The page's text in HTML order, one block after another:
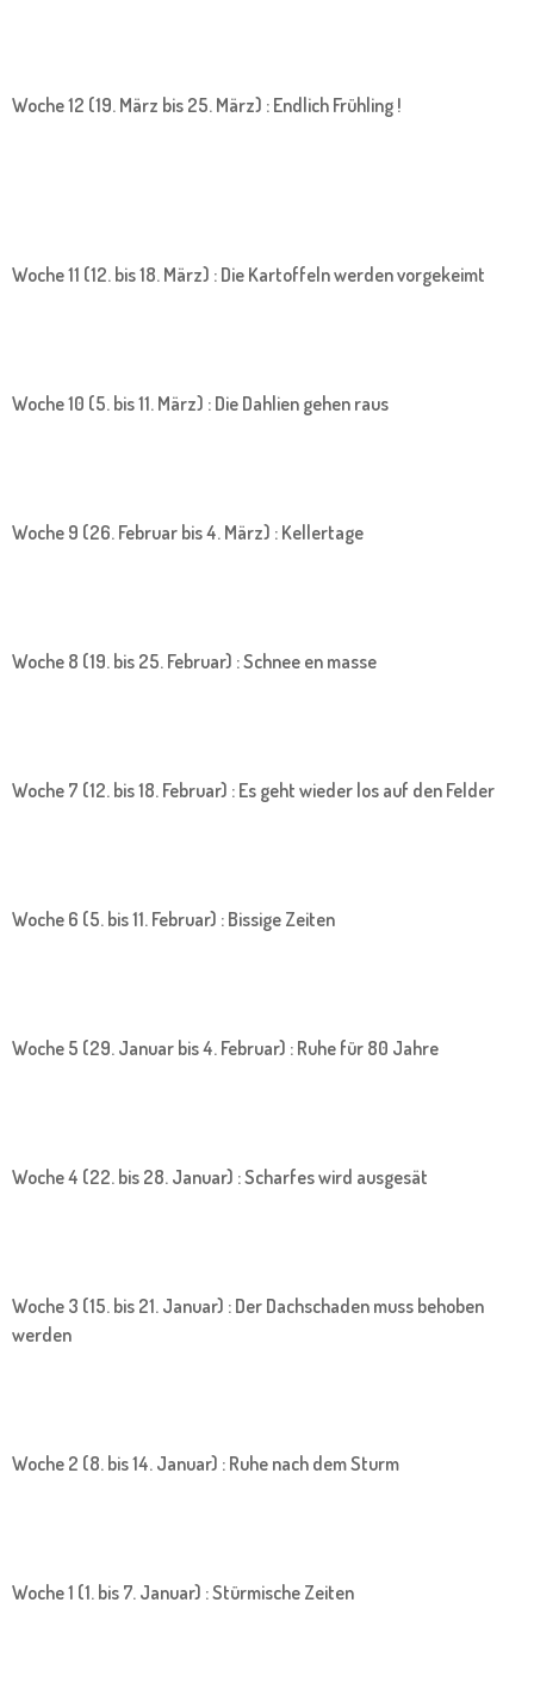
Woche 12 (19. März bis 25. März) : Endlich Frühling !
Woche 11 (12. bis 18. März) : Die Kartoffeln werden vorgekeimt
Woche 10 (5. bis 11. März) : Die Dahlien gehen raus
Woche 9 (26. Februar bis 4. März) : Kellertage
Woche 8 (19. bis 25. Februar) : Schnee en masse
Woche 7 (12. bis 18. Februar) : Es geht wieder los auf den Felder
Woche 6 (5. bis 11. Februar) : Bissige Zeiten
Woche 5 (29. Januar bis 4. Februar) : Ruhe für 80 Jahre
Woche 4 (22. bis 28. Januar) : Scharfes wird ausgesät
Woche 3 (15. bis 21. Januar) : Der Dachschaden muss behoben
werden
Woche 2 (8. bis 14. Januar) : Ruhe nach dem Sturm
Woche 1 (1. bis 7. Januar) : Stürmische Zeiten